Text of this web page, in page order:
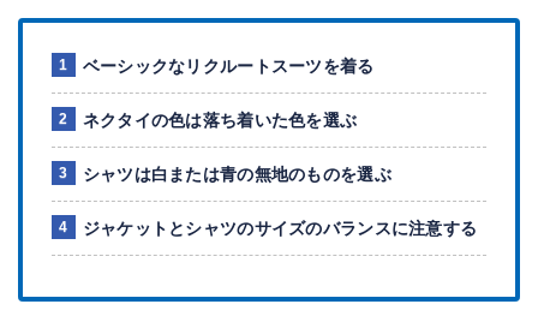
ベーシックなリクルートスーツを着る
ネクタイの色は落ち着いた色を選ぶ
シャツは白または青の無地のものを選ぶ
ジャケットとシャツのサイズのバランスに注意する